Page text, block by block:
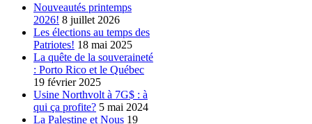
Nouveautés printemps
2026! 8 juillet 2026
Les élections au temps des
Patriotes! 18 mai 2025
La quête de la souveraineté
: Porto Rico et le Québec
19 février 2025
Usine Northvolt à 7G$ : à
qui ça profite? 5 mai 2024
La Palestine et Nous 19